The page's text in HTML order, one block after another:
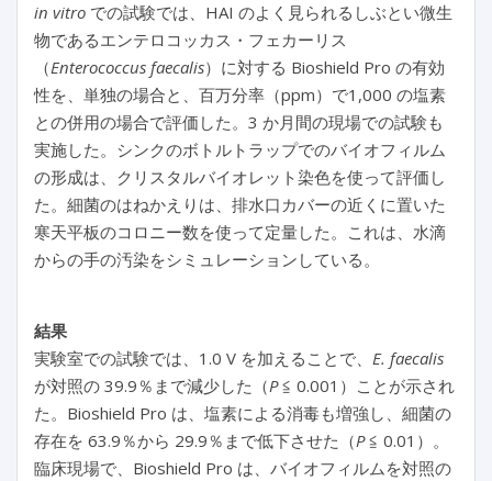
in vitro での試験では、HAI のよく見られるしぶとい微生
物であるエンテロコッカス・フェカーリス
（Enterococcus faecalis）に対する Bioshield Pro の有効
性を、単独の場合と、百万分率（ppm）で1,000 の塩素
との併用の場合で評価した。3 か月間の現場での試験も
実施した。シンクのボトルトラップでのバイオフィルム
の形成は、クリスタルバイオレット染色を使って評価し
た。細菌のはねかえりは、排水口カバーの近くに置いた
寒天平板のコロニー数を使って定量した。これは、水滴
からの手の汚染をシミュレーションしている。
結果
実験室での試験では、1.0 V を加えることで、 E. faecalis
が対照の 39.9％まで減少した（P≦ 0.001）ことが示され
た。Bioshield Pro は、塩素による消毒も増強し、細菌の
存在を 63.9％から 29.9％まで低下させた（P≦ 0.01）。
臨床現場で、Bioshield Pro は、バイオフィルムを対照の